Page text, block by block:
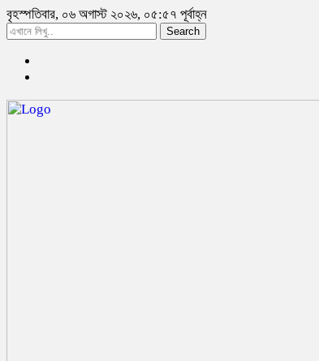
বৃহস্পতিবার, ০৬ অগাস্ট ২০২৬, ০৫:৫৭ পূর্বাহ্ন
Search